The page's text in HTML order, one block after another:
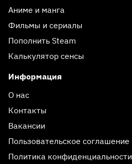
Аниме и манга
Фильмы и сериалы
Пополнить Steam
Калькулятор сенсы
Информация
О нас
Контакты
Вакансии
Пользовательское соглашение
Политика конфиденциальности